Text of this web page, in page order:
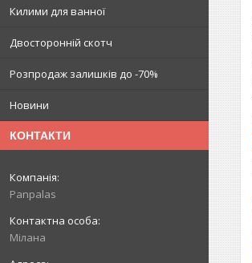
Килими для ванної
Двосторонній скотч
Розпродаж залишків до -70%
Новини
КОНТАКТИ
Panpalas
Мілана